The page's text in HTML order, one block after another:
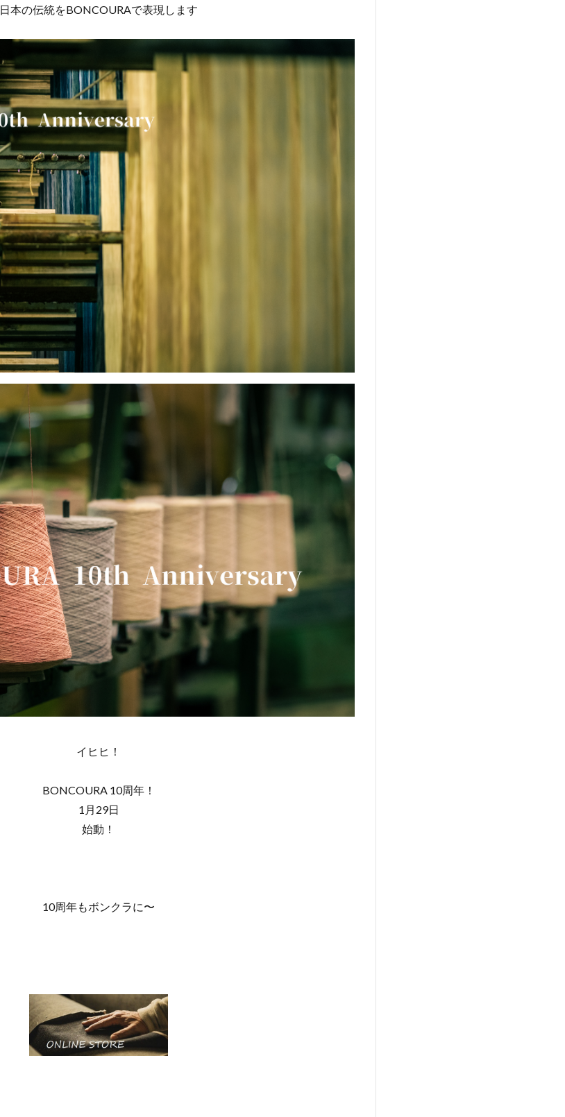
日本の伝統をBONCOURAで表現します
イヒヒ！
BONCOURA 10周年！
1月29日
始動！
10周年もボンクラに〜